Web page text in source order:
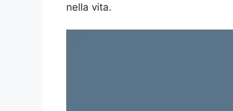
nella vita.